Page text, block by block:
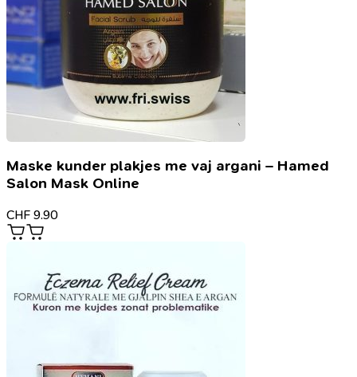
Maske kunder plakjes me vaj argani – Hamed
Salon Mask Online
CHF 9.90